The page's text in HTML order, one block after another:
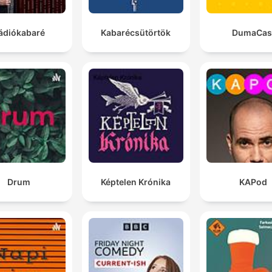
Kabarécsütörtök
Drum Képtelen Krónika KAPod